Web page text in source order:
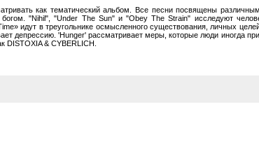
как тематический альбом. Все песни посвящены
"Nihil", "Under The Sun" и "Obey The Strain" исследуют
идут в треугольнике осмысленного существования, личных
депрессию. 'Hunger' рассматривает меры, которые люди иногда
DISTOXIA & CYBERLICH.